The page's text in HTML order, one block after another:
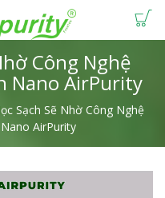
Công Nghệ
Nano AirPurity
Sạch Sẽ Nhờ Công Nghệ
AirPurity